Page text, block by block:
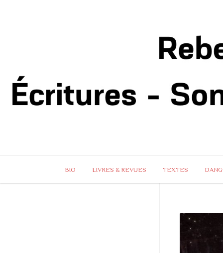
BIO LIVRES & REVUES TEXTES